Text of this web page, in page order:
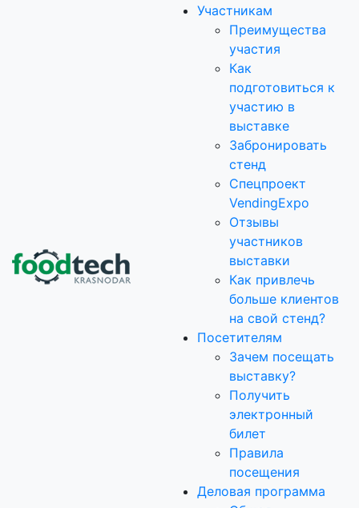
Участникам
Преимущества
участия
Как
подготовиться к
участию в
выставке
Забронировать
стенд
Спецпроект
VendingExpo
Отзывы
участников
выставки
Как привлечь
больше клиентов
на свой стенд?
Посетителям
Зачем посещать
выставку?
Получить
электронный
билет
Правила
посещения
Деловая программа